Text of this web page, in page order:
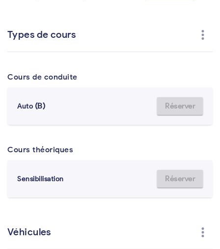
Types de cours more_vert
Cours de conduite
Auto (B) Réserver
Cours théoriques
Sensibilisation Réserver
Véhicules more_vert